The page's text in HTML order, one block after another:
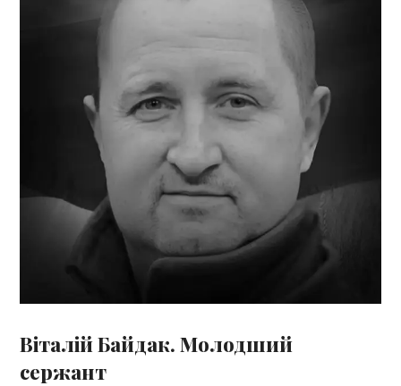
Віталій Байдак. Молодший
сержант